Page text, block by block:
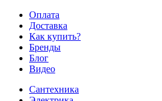
Оплата
Доставка
Как купить?
Бренды
Блог
Видео
Сантехника